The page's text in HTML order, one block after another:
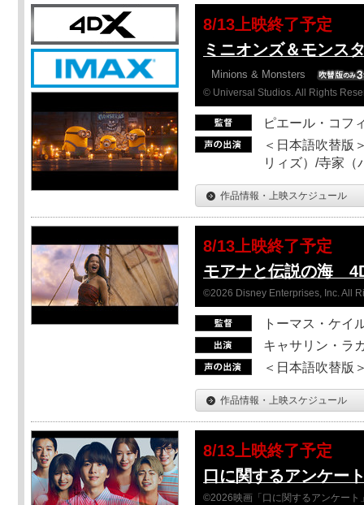
8/13上映終了予定
ミニオンズ＆モンス
Minions & Monsters
© Universal Studios. All Rights
ピエール・コフ
＜日本語吹替版
リィズ）/寺家（
作品情報・上映スケジュール
8/13上映終了予定
モアナと伝説の海
©2026 Disney Enterprises, Inc. All
トーマス・ケイ
キャサリン・ラ
＜日本語吹替版
作品情報・上映スケジュール
8/13上映終了予定
口に関するアンケー
©2026映画「口に関するアンケート